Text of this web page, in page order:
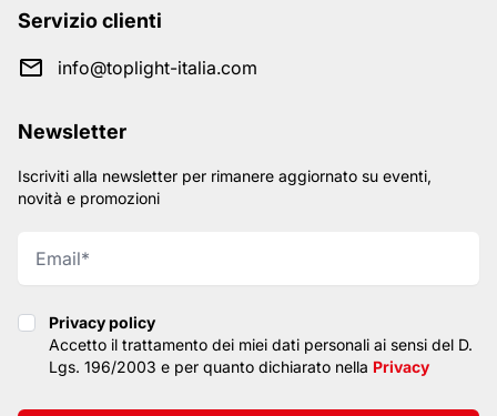
Servizio clienti
info@toplight-italia.com
Newsletter
Iscriviti alla newsletter per rimanere aggiornato su eventi,
novità e promozioni
Privacy policy
Privacy policy
Accetto il trattamento dei miei dati personali ai sensi del D.
Lgs. 196/2003 e per quanto dichiarato nella Privacy